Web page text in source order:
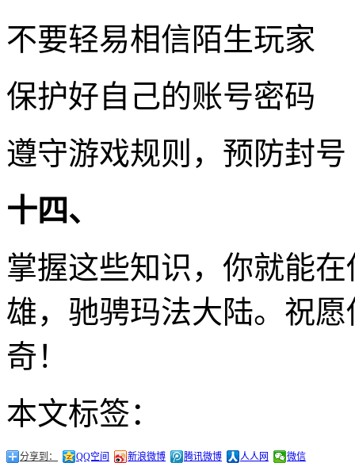
不要轻易相信陌生玩家
保护好自己的账号密码
遵守游戏规则，预防封号
十四、
掌握这些知识，你就能
雄，驰骋玛法大陆。祝
奇！
本文标签：
分享到： QQ空间 新浪微博 腾讯微博 人人网 微信